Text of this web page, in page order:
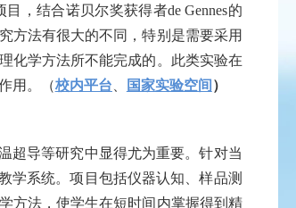
目，结合诺贝尔奖获得者de Gennes的
方法有很大的不同，特别是需要采用
化学方法所不能完成的。此类实验在
用。（校内平台 国家实验空间 ）
超导等研究中显得尤为重要。针对当
学系统。项目包括仪器认知、样品测
方法，使学生在短时间内掌握得到精